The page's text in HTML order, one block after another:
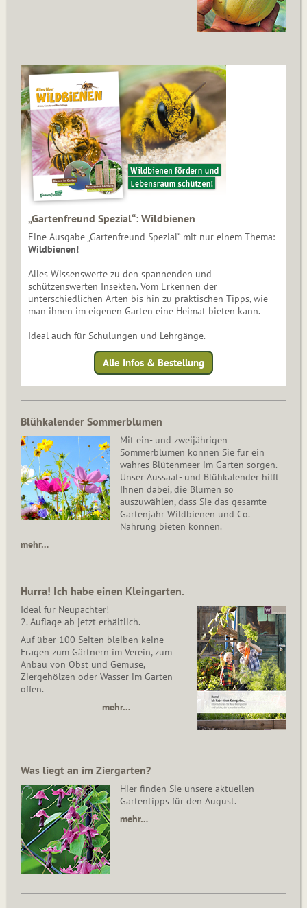
„Gartenfreund Spezial“: Wildbienen
Eine Ausgabe „Gartenfreund Spezial“ mit nur einem Thema:
Wildbienen!
Alles Wissenswerte zu den spannenden und
schützenswerten Insekten. Vom Erkennen der
unterschiedlichen Arten bis hin zu praktischen Tipps, wie
man ihnen im eigenen Garten eine Heimat bieten kann.
Ideal auch für Schulungen und Lehrgänge.
Alle Infos & Bestellung
Blühkalender Sommerblumen
Mit ein- und zweijährigen
Sommerblumen können Sie für ein
wahres Blütenmeer im Garten sorgen.
Unser Aussaat- und Blühkalender hilft
Ihnen dabei, die Blumen so
auszuwählen, dass Sie das gesamte
Gartenjahr Wildbienen und Co.
Nahrung bieten können.
mehr…
Hurra! Ich habe einen Kleingarten.
Ideal für Neupächter!
2. Auflage ab jetzt erhältlich.
Auf über 100 Seiten bleiben keine
Fragen zum Gärtnern im Verein, zum
Anbau von Obst und Gemüse,
Ziergehölzen oder Wasser im Garten
offen.
mehr…
Was liegt an im Ziergarten?
Hier finden Sie unsere aktuellen
Gartentipps für den August.
mehr…